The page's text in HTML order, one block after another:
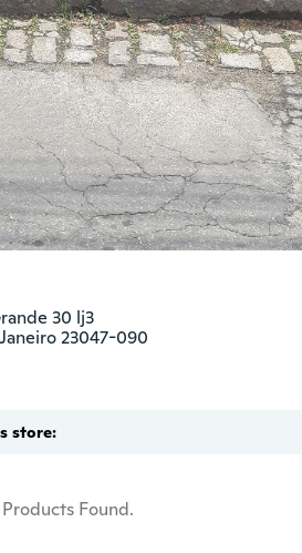
30 lj3
23047-090
store:
Found.